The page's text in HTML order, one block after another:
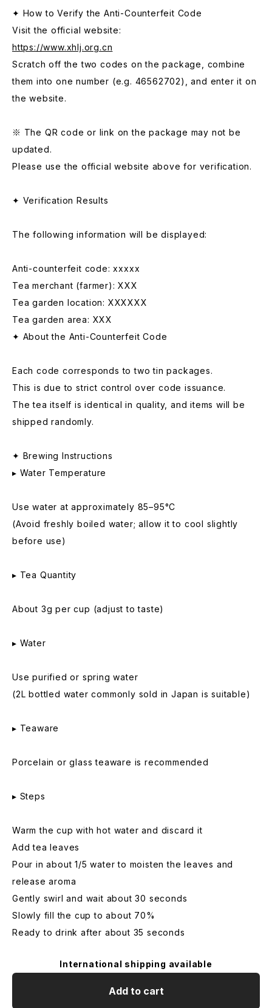
✦ How to Verify the Anti-Counterfeit Code
Visit the official website:
https://www.xhlj.org.cn
Scratch off the two codes on the package, combine
them into one number (e.g. 46562702), and enter it on
the website.
※ The QR code or link on the package may not be
updated.
Please use the official website above for verification.
✦ Verification Results
The following information will be displayed:
Anti-counterfeit code: xxxxx
Tea merchant (farmer): XXX
Tea garden location: XXXXXX
Tea garden area: XXX
✦ About the Anti-Counterfeit Code
Each code corresponds to two tin packages.
This is due to strict control over code issuance.
The tea itself is identical in quality, and items will be
shipped randomly.
✦ Brewing Instructions
▸ Water Temperature
Use water at approximately 85–95°C
(Avoid freshly boiled water; allow it to cool slightly
before use)
▸ Tea Quantity
About 3g per cup (adjust to taste)
▸ Water
Use purified or spring water
(2L bottled water commonly sold in Japan is suitable)
▸ Teaware
Porcelain or glass teaware is recommended
▸ Steps
Warm the cup with hot water and discard it
Add tea leaves
Pour in about 1/5 water to moisten the leaves and
release aroma
Gently swirl and wait about 30 seconds
Slowly fill the cup to about 70%
Ready to drink after about 35 seconds
International shipping available
Add to cart